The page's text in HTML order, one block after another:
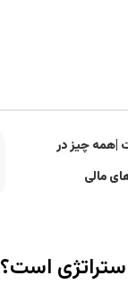
|همه چیز در
مالی
است؟